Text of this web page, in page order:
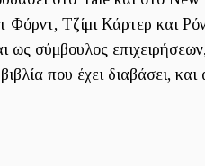
Φόρντ, Τζίμι Κάρτερ και
ως σύμβουλος
που έχει διαβάσει, και